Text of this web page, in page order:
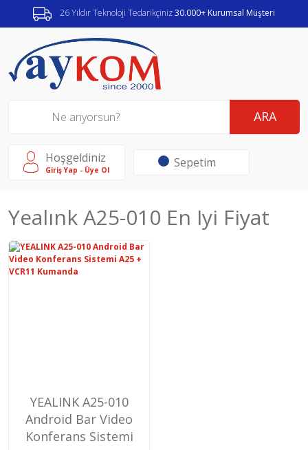
26 Yıldır Teknoloji Tedarikçiniz30.000+ Kurumsal Müşteri
ARA
Hoşgeldiniz
Giriş Yap - Üye Ol Sepetim
Yealınk A25-010 En Iyi Fiyat
YEALINK A25-010
Android Bar Video
Konferans Sistemi